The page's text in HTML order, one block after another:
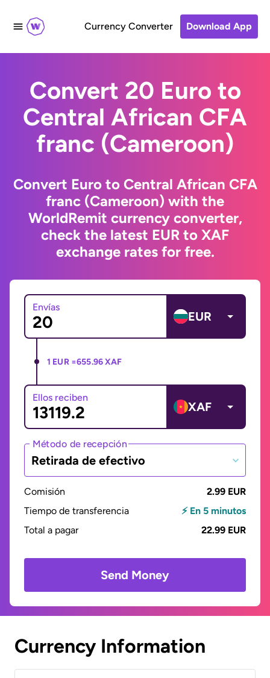
Currency Converter Download App
Convert 20 Euro to
Central African CFA
franc (Cameroon)
Convert Euro to Central African CFA
franc (Cameroon) with the
WorldRemit currency converter,
check the latest EUR to XAF
exchange rates for free.
Envías
EUR
1 EUR =655.96 XAF
Ellos reciben
XAF
Método de recepción
Retirada de efectivo
Comisión
2.99 EUR
Tiempo de transferencia
⚡ En 5 minutos
Total a pagar
22.99 EUR
Send Money
Currency Information